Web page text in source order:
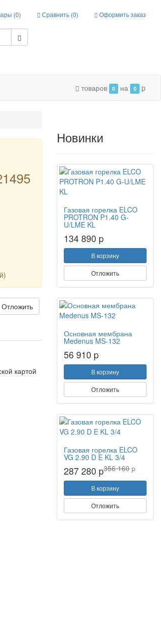
(0) Сравнить (0) Оформить заказ
товаров 0 на 0 p
Отложить
картой
Новинки
Газовая горелка ELCO
PROTRON P1.40 G-
U/LME KL
134 890 p
В корзину
Отложить
Основная мембрана
Medenus MS-132
56 910 p
В корзину
Отложить
Газовая горелка ELCO
VG 2.90 D E KL 3/4
287 280 p356 160 p
В корзину
Отложить